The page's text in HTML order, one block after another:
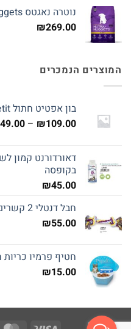
נוטרה נאגטס Nutra Naggets
₪269.00
המוצרים הנמכרים
בון אפטיט חתול Bon Appetit
₪109.00
–
בקופסה
₪45.00
חבל דנטלי 2 קשרים קמון
₪55.00
חטיף פרמיו כריות
₪15.00